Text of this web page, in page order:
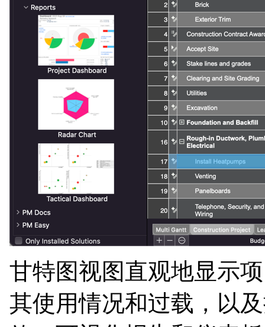
甘特图视图直观地显示
其使用情况和过载，以